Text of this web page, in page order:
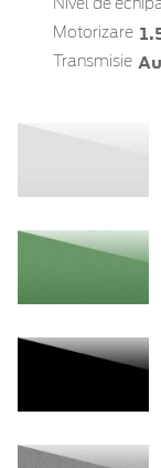
Nivel de
Motorizare
Transmisie